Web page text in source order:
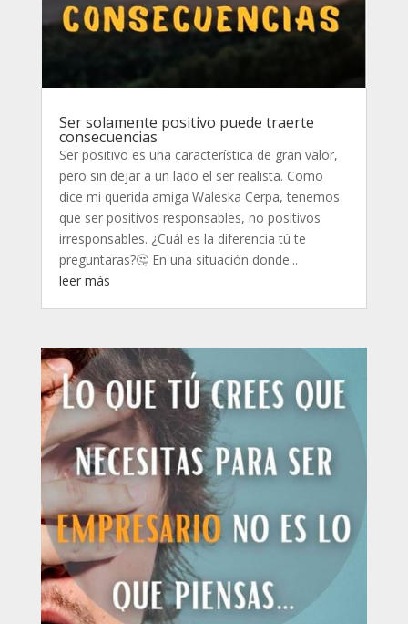
Ser solamente positivo puede traerte
consecuencias
Ser positivo es una característica de gran valor,
pero sin dejar a un lado el ser realista. Como
dice mi querida amiga Waleska Cerpa, tenemos
que ser positivos responsables, no positivos
irresponsables. ¿Cuál es la diferencia tú te
preguntaras?🤔 En una situación donde...
leer más